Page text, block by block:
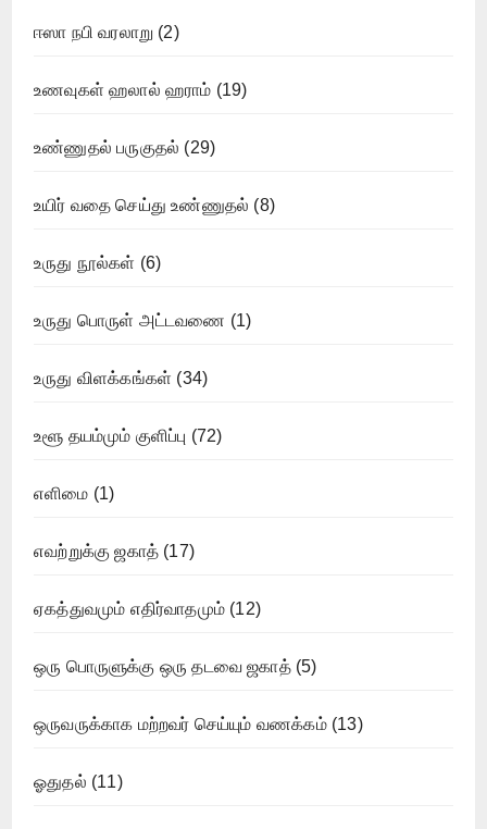
ஈஸா நபி வரலாறு (2)
உணவுகள் ஹலால் ஹராம் (19)
உண்ணுதல் பருகுதல் (29)
உயிர் வதை செய்து உண்ணுதல் (8)
உருது நூல்கள் (6)
உருது பொருள் அட்டவணை (1)
உருது விளக்கங்கள் (34)
உளூ தயம்மும் குளிப்பு (72)
எளிமை (1)
எவற்றுக்கு ஜகாத் (17)
ஏகத்துவமும் எதிர்வாதமும் (12)
ஒரு பொருளுக்கு ஒரு தடவை ஜகாத்(5)
ஒருவருக்காக மற்றவர் செய்யும் வணக்கம்(13)
ஓதுதல் (11)